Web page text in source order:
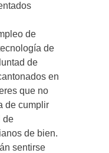
de
de
de
en
que no
de cumplir
de
de bien.
sentirse